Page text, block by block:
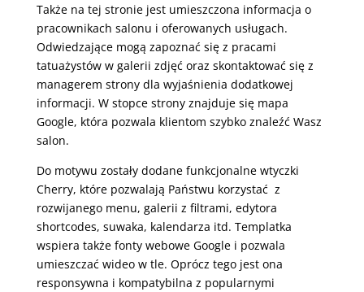
Także na tej stronie jest umieszczona informacja o
pracownikach salonu i oferowanych usługach.
Odwiedzające mogą zapoznać się z pracami
tatuażystów w galerii zdjęć oraz skontaktować się z
managerem strony dla wyjaśnienia dodatkowej
informacji. W stopce strony znajduje się mapa
Google, która pozwala klientom szybko znaleźć Wasz
salon.
Do motywu zostały dodane funkcjonalne wtyczki
Cherry, które pozwalają Państwu korzystać z
rozwijanego menu, galerii z filtrami, edytora
shortcodes, suwaka, kalendarza itd. Templatka
wspiera także fonty webowe Google i pozwala
umieszczać wideo w tle. Oprócz tego jest ona
responsywna i kompatybilna z popularnymi